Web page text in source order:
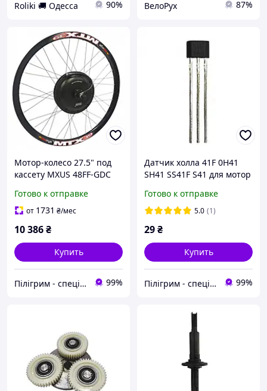
Roliki 🚚 Одесса 90% ВелоРух 87%
Мотор-колесо 27.5" под
кассету MXUS 48FF-GDC
Disk AV 36H спица 2.3мм
Готово к отправке
от 1731 ₴/мес
10 386₴
Купить
Пілігрим - спеціалізований велосипедний магазин 99%
Датчик холла 41F 0H41
SH41 SS41F S41 для мотор
Готово к отправке
5.0 (1)
29₴
Купить
Пілігрим - спеціалізований велосипедний магазин 99%